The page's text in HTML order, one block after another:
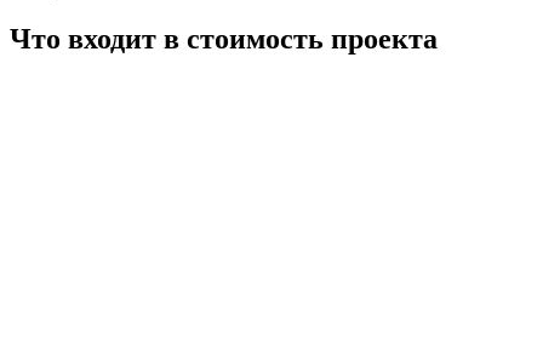
Что входит в стоимость проекта